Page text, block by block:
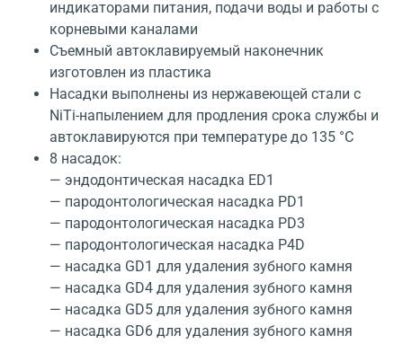
индикаторами питания, подачи воды и работы с
корневыми каналами
Съемный автоклавируемый наконечник
изготовлен из пластика
Насадки выполнены из нержавеющей стали с
NiTi-напылением для продления срока службы и
автоклавируются при температуре до 135 °C
8 насадок:
— эндодонтическая насадка ED1
— пародонтологическая насадка PD1
— пародонтологическая насадка PD3
— пародонтологическая насадка P4D
— насадка GD1 для удаления зубного камня
— насадка GD4 для удаления зубного камня
— насадка GD5 для удаления зубного камня
— насадка GD6 для удаления зубного камня